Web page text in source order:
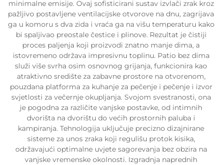
minimalne emisije. Ovaj sofisticirani sustav izvlači zrak kroz
pažljivo postavljene ventilacijske otvorove na dnu, zagrijava
ga u komoru s dva zida i vraća ga na višu temperaturu kako
bi spaljivao preostale čestice i plinove. Rezultat je čistiji
proces paljenja koji proizvodi znatno manje dima, a
istovremeno održava impresivnu toplinu. Patio bez dima
služi više svrha osim osnovnog grijanja, funkcionira kao
atraktivno središte za zabavne prostore na otvorenom,
pouzdana platforma za kuhanje za pečenje i pečenje i izvor
svjetlosti za večernje okupljanja. Svojom svestranosti, ona
je pogodna za različite vanjske postavke, od intimnih
dvorišta na dvorištu do većih prostornih paluba i
kampiranja. Tehnologija uključuje precizno dizajnirane
sisteme za unos zraka koji regulišu protok kisika,
održavajući optimalne uvjete sagorevanja bez obzira na
vanjske vremenske okolnosti. Izgradnja naprednih